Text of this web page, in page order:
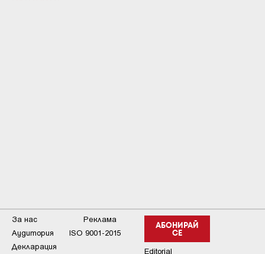
АБОНИРАЙ
СЕ
Editorial
За нас
Реклама
Аудитория
ISO 9001-2015
Декларация